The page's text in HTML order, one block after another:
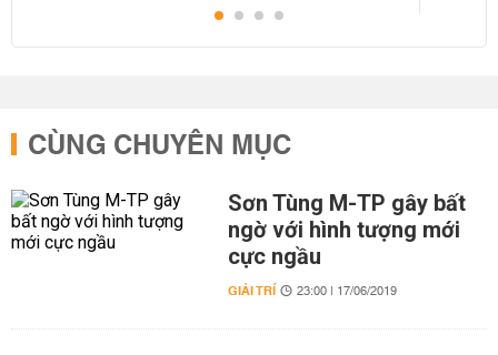
CÙNG CHUYÊN MỤC
Sơn Tùng M-TP gây bất
ngờ với hình tượng mới
cực ngầu
GIẢI TRÍ 23:00 | 17/06/2019